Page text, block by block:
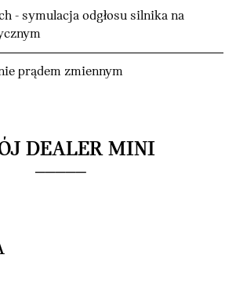
- symulacja odgłosu silnika na
prądem zmiennym
DEALER MINI